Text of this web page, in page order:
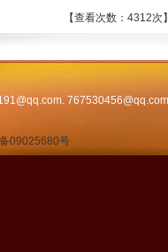
【查看次数：4312
09025680号